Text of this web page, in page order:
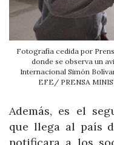
Fotografía cedida por
donde se observa un
Internacional Simón
EFE/ PRENSA
Además, es el
que llega al país